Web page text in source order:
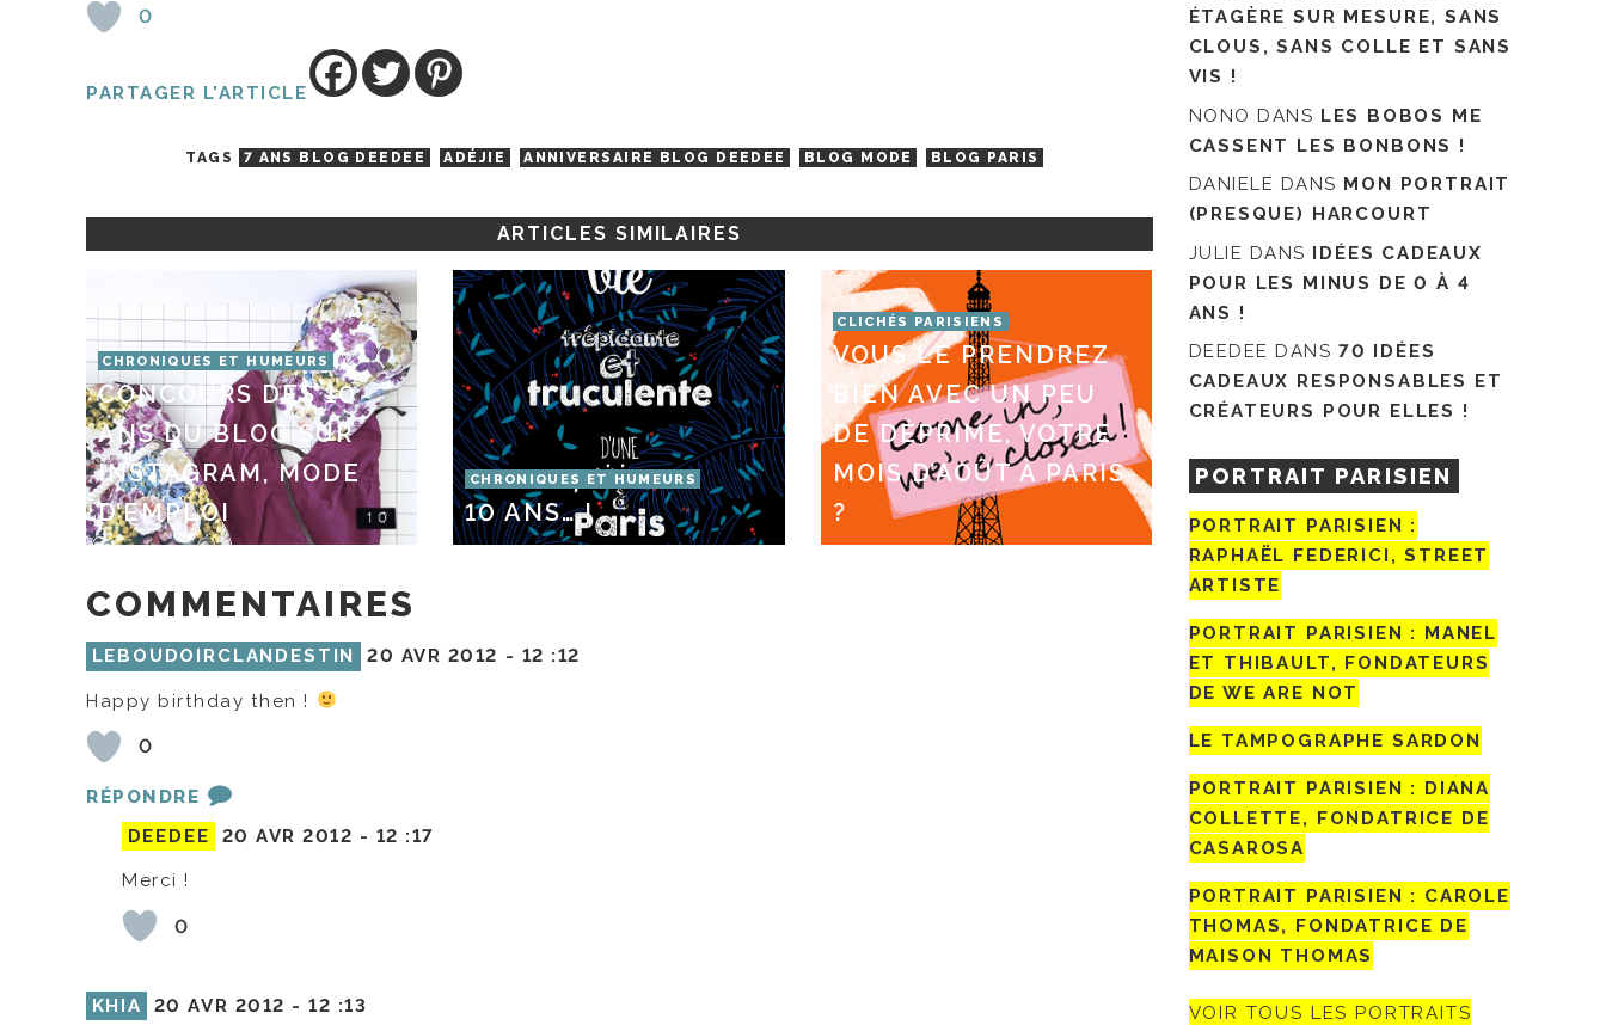
0
PARTAGER L'ARTICLE
TAGS 7 ANS BLOG DEEDEE ADÉJIE ANNIVERSAIRE BLOG DEEDEE BLOG MODE BLOG PARIS
ARTICLES SIMILAIRES
CHRONIQUES ET HUMEURS
CONCOURS DES 10
ANS DU BLOG SUR
INSTAGRAM, MODE
D’EMPLOI
CHRONIQUES ET HUMEURS
10 ANS… !
CLICHÉS PARISIENS
VOUS LE PRENDREZ
BIEN AVEC UN PEU
DE DÉPRIME, VOTRE
MOIS D’AOÛT À PARIS
?
COMMENTAIRES
LEBOUDOIRCLANDESTIN 20 AVR 2012 - 12 :12
Happy birthday then !
0
RÉPONDRE
DEEDEE
20 AVR 2012 - 12 :17
Merci !
0
KHIA 20 AVR 2012 -12 :13
ÉTAGÈRE SUR MESURE, SANS
CLOUS, SANS COLLE ET SANS
VIS !
NONO DANS LES BOBOS ME
CASSENT LES BONBONS !
DANIELE DANS MON PORTRAIT
(PRESQUE) HARCOURT
JULIE DANS IDÉES CADEAUX
POUR LES MINUS DE 0 À 4
ANS !
DEEDEE DANS 70 IDÉES
CADEAUX RESPONSABLES ET
CRÉATEURS POUR ELLES !
PORTRAIT PARISIEN
PORTRAIT PARISIEN :
RAPHAËL FEDERICI, STREET
ARTISTE
PORTRAIT PARISIEN : MANEL
ET THIBAULT, FONDATEURS
DE WE ARE NOT
LE TAMPOGRAPHE SARDON
PORTRAIT PARISIEN : DIANA
COLLETTE, FONDATRICE DE
CASAROSA
PORTRAIT PARISIEN : CAROLE
THOMAS, FONDATRICE DE
MAISON THOMAS
VOIR TOUS LES PORTRAITS